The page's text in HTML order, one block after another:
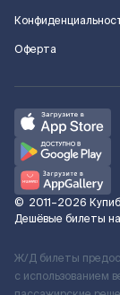
Оферта
© 2011–2026
Дешёвые билеты на
Ж/Д билеты
с